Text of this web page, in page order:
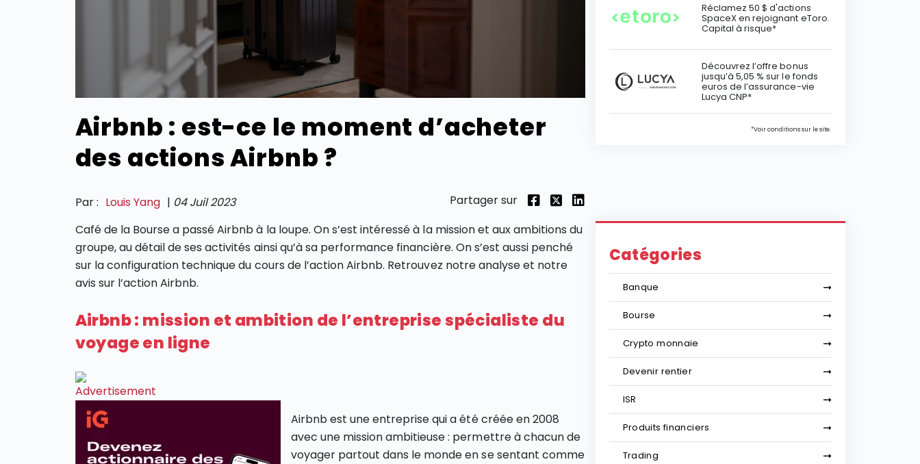
Airbnb : est-ce le moment d’acheter
des actions Airbnb ?
Par : Louis Yang | 04 Juil 2023 Partager sur
Réclamez 50 $ d'actions
SpaceX en rejoignant eToro.
Capital à risque*
Découvrez l’offre bonus
jusqu’à 5,05 % sur le fonds
euros de l’assurance-vie
Lucya CNP*
*Voir conditions sur le site.
Café de la Bourse a passé Airbnb à la loupe. On s’est intéressé à la mission et aux ambitions du
groupe, au détail de ses activités ainsi qu’à sa performance financière. On s’est aussi penché
sur la configuration technique du cours de l’action Airbnb. Retrouvez notre analyse et notre
avis sur l’action Airbnb.
Airbnb : mission et ambition de l’entreprise spécialiste du
voyage en ligne
Airbnb est une entreprise qui a été créée en 2008
avec une mission ambitieuse : permettre à chacun de
voyager partout dans le monde en se sentant comme
Catégories
Banque
Bourse
Crypto monnaie
Devenir rentier
ISR
Produits financiers
Trading